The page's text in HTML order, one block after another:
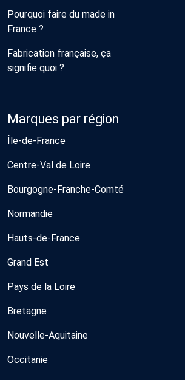
Pourquoi faire du made in
France ?
Fabrication française, ça
signifie quoi ?
Marques par région
Île-de-France
Centre-Val de Loire
Bourgogne-Franche-Comté
Normandie
Hauts-de-France
Grand Est
Pays de la Loire
Bretagne
Nouvelle-Aquitaine
Occitanie